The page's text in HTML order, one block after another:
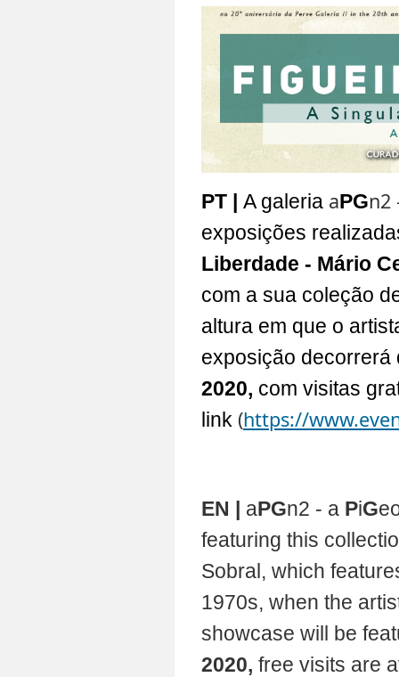
PT | A galeria aPGn2
exposições
Liberdade - Mário
com a sua coleção
altura em que o
exposição
2020, com visitas
link (https://
EN | aPGn2 - a PiG
featuring this
Sobral, which
1970s, when the
showcase will be
2020, free visits are